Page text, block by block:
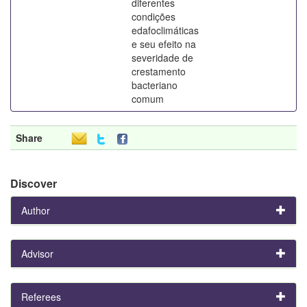
condições
edafoclimáticas
e seu efeito na
severidade de
crestamento
bacteriano
comum
Share
Discover
Author
Advisor
Referees